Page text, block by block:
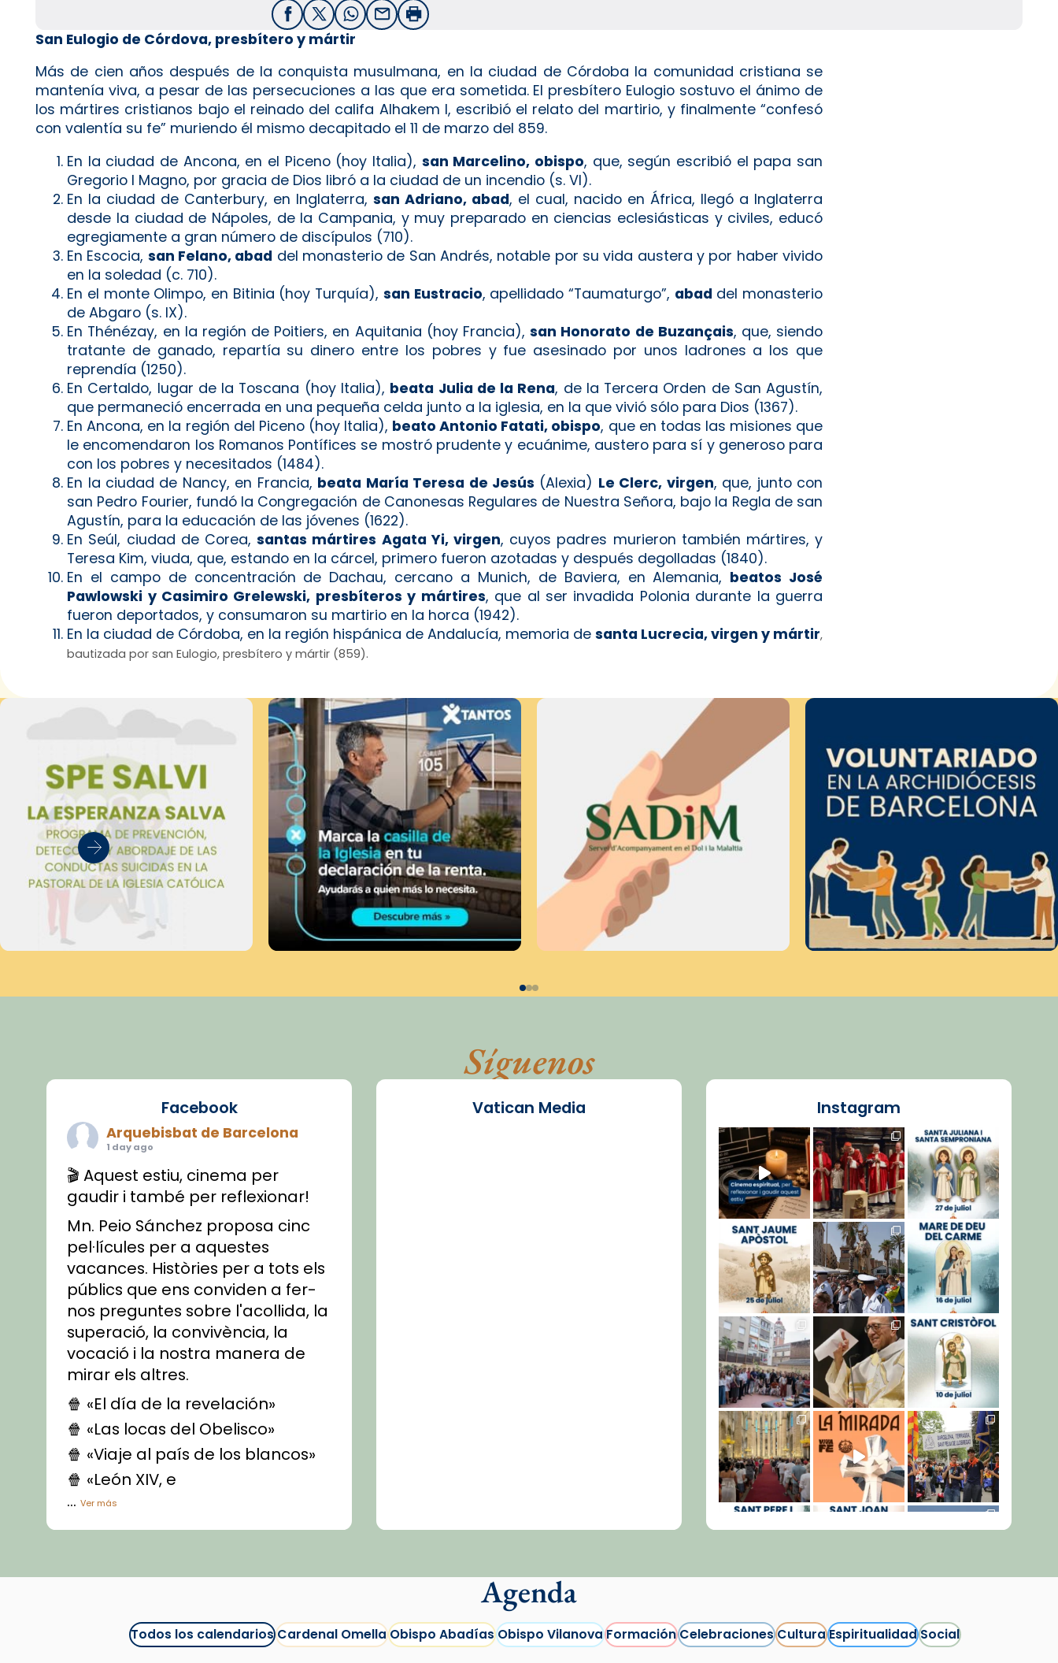
FacebookX / Twitter
WhatsApp
EmailImprimir
San Eulogio de Córdova, presbítero y mártir
Más de cien años después de la conquista musulmana, en la ciudad de Córdoba la comunidad cristiana se
mantenía viva, a pesar de las persecuciones a las que era sometida. El presbítero Eulogio sostuvo el ánimo de
los mártires cristianos bajo el reinado del califa Alhakem I, escribió el relato del martirio, y finalmente “confesó
con valentía su fe” muriendo él mismo decapitado el 11 de marzo del 859.
En la ciudad de Ancona, en el Piceno (hoy Italia), san Marcelino, obispo, que, según escribió el papa san
Gregorio I Magno, por gracia de Dios libró a la ciudad de un incendio (s. VI).
En la ciudad de Canterbury, en Inglaterra,san Adriano, abad, el cual, nacido en África, llegó a Inglaterra
desde la ciudad de Nápoles, de la Campania, y muy preparado en ciencias eclesiásticas y civiles, educó
egregiamente a gran número de discípulos (710).
En Escocia, san Felano, abad del monasterio de San Andrés, notable por su vida austera y por haber vivido
en la soledad (c. 710).
En el monte Olimpo, en Bitinia (hoy Turquía), san Eustracio, apellidado “Taumaturgo”, abad del monasterio
de Abgaro (s. IX).
En Thénézay, en la región de Poitiers, en Aquitania (hoy Francia),san Honorato de Buzançais, que, siendo
tratante de ganado, repartía su dinero entre los pobres y fue asesinado por unos ladrones a los que
reprendía (1250).
En Certaldo, lugar de la Toscana (hoy Italia), beata Julia de la Rena, de la Tercera Orden de San Agustín,
que permaneció encerrada en una pequeña celda junto a la iglesia, en la que vivió sólo para Dios (1367).
En Ancona, en la región del Piceno (hoy Italia), beato Antonio Fatati, obispo, que en todas las misiones que
le encomendaron los Romanos Pontífices se mostró prudente y ecuánime, austero para sí y generoso para
con los pobres y necesitados (1484).
En la ciudad de Nancy, en Francia, beata María Teresa de Jesús (Alexia) Le Clerc, virgen, que, junto con
san Pedro Fourier, fundó la Congregación de Canonesas Regulares de Nuestra Señora, bajo la Regla de san
Agustín, para la educación de las jóvenes (1622).
En Seúl, ciudad de Corea,santas mártires Agata Yi, virgen, cuyos padres murieron también mártires, y
Teresa Kim, viuda, que, estando en la cárcel, primero fueron azotadas y después degolladas (1840).
En el campo de concentración de Dachau, cercano a Munich, de Baviera, en Alemania, beatos José
Pawlowski y Casimiro Grelewski, presbíteros y mártires, que al ser invadida Polonia durante la guerra
fueron deportados, y consumaron su martirio en la horca (1942).
En la ciudad de Córdoba, en la región hispánica de Andalucía, memoria desanta Lucrecia, virgen y mártir,
bautizada por san Eulogio, presbítero y mártir (859).
Síguenos
Facebook
Arquebisbat de Barcelona
1 day ago
🎬 Aquest estiu, cinema per
gaudir i també per reflexionar!
Mn. Peio Sánchez proposa cinc
pel·lícules per a aquestes
vacances. Històries per a tots els
públics que ens conviden a fer-
nos preguntes sobre l'acollida, la
superació, la convivència, la
vocació i la nostra manera de
mirar els altres.
🍿 «El día de la revelación»
🍿 «Las locas del Obelisco»
🍿 «Viaje al país de los blancos»
🍿 «León XIV, e
...Ver más
Vídeo
La Carmina va patir depressió.
Vatican Media Instagram
Agenda
Todos los calendariosCardenal OmellaObispo AbadíasObispo VilanovaFormaciónCelebracionesCulturaEspiritualidadSocial